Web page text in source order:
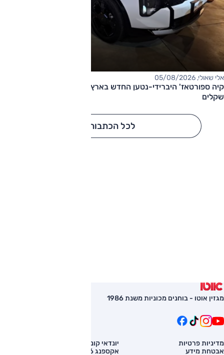
אלי שאולי, 05/08/2026
שקלים
לכל הכתבות
מגזין אוטו - בוחנים מכוניות משנת 1986
מדיניות פרטיות
אבטחת מידע
יונדאי קונה
אקספנג G6